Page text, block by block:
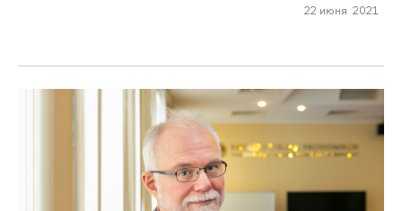
22 июня 2021